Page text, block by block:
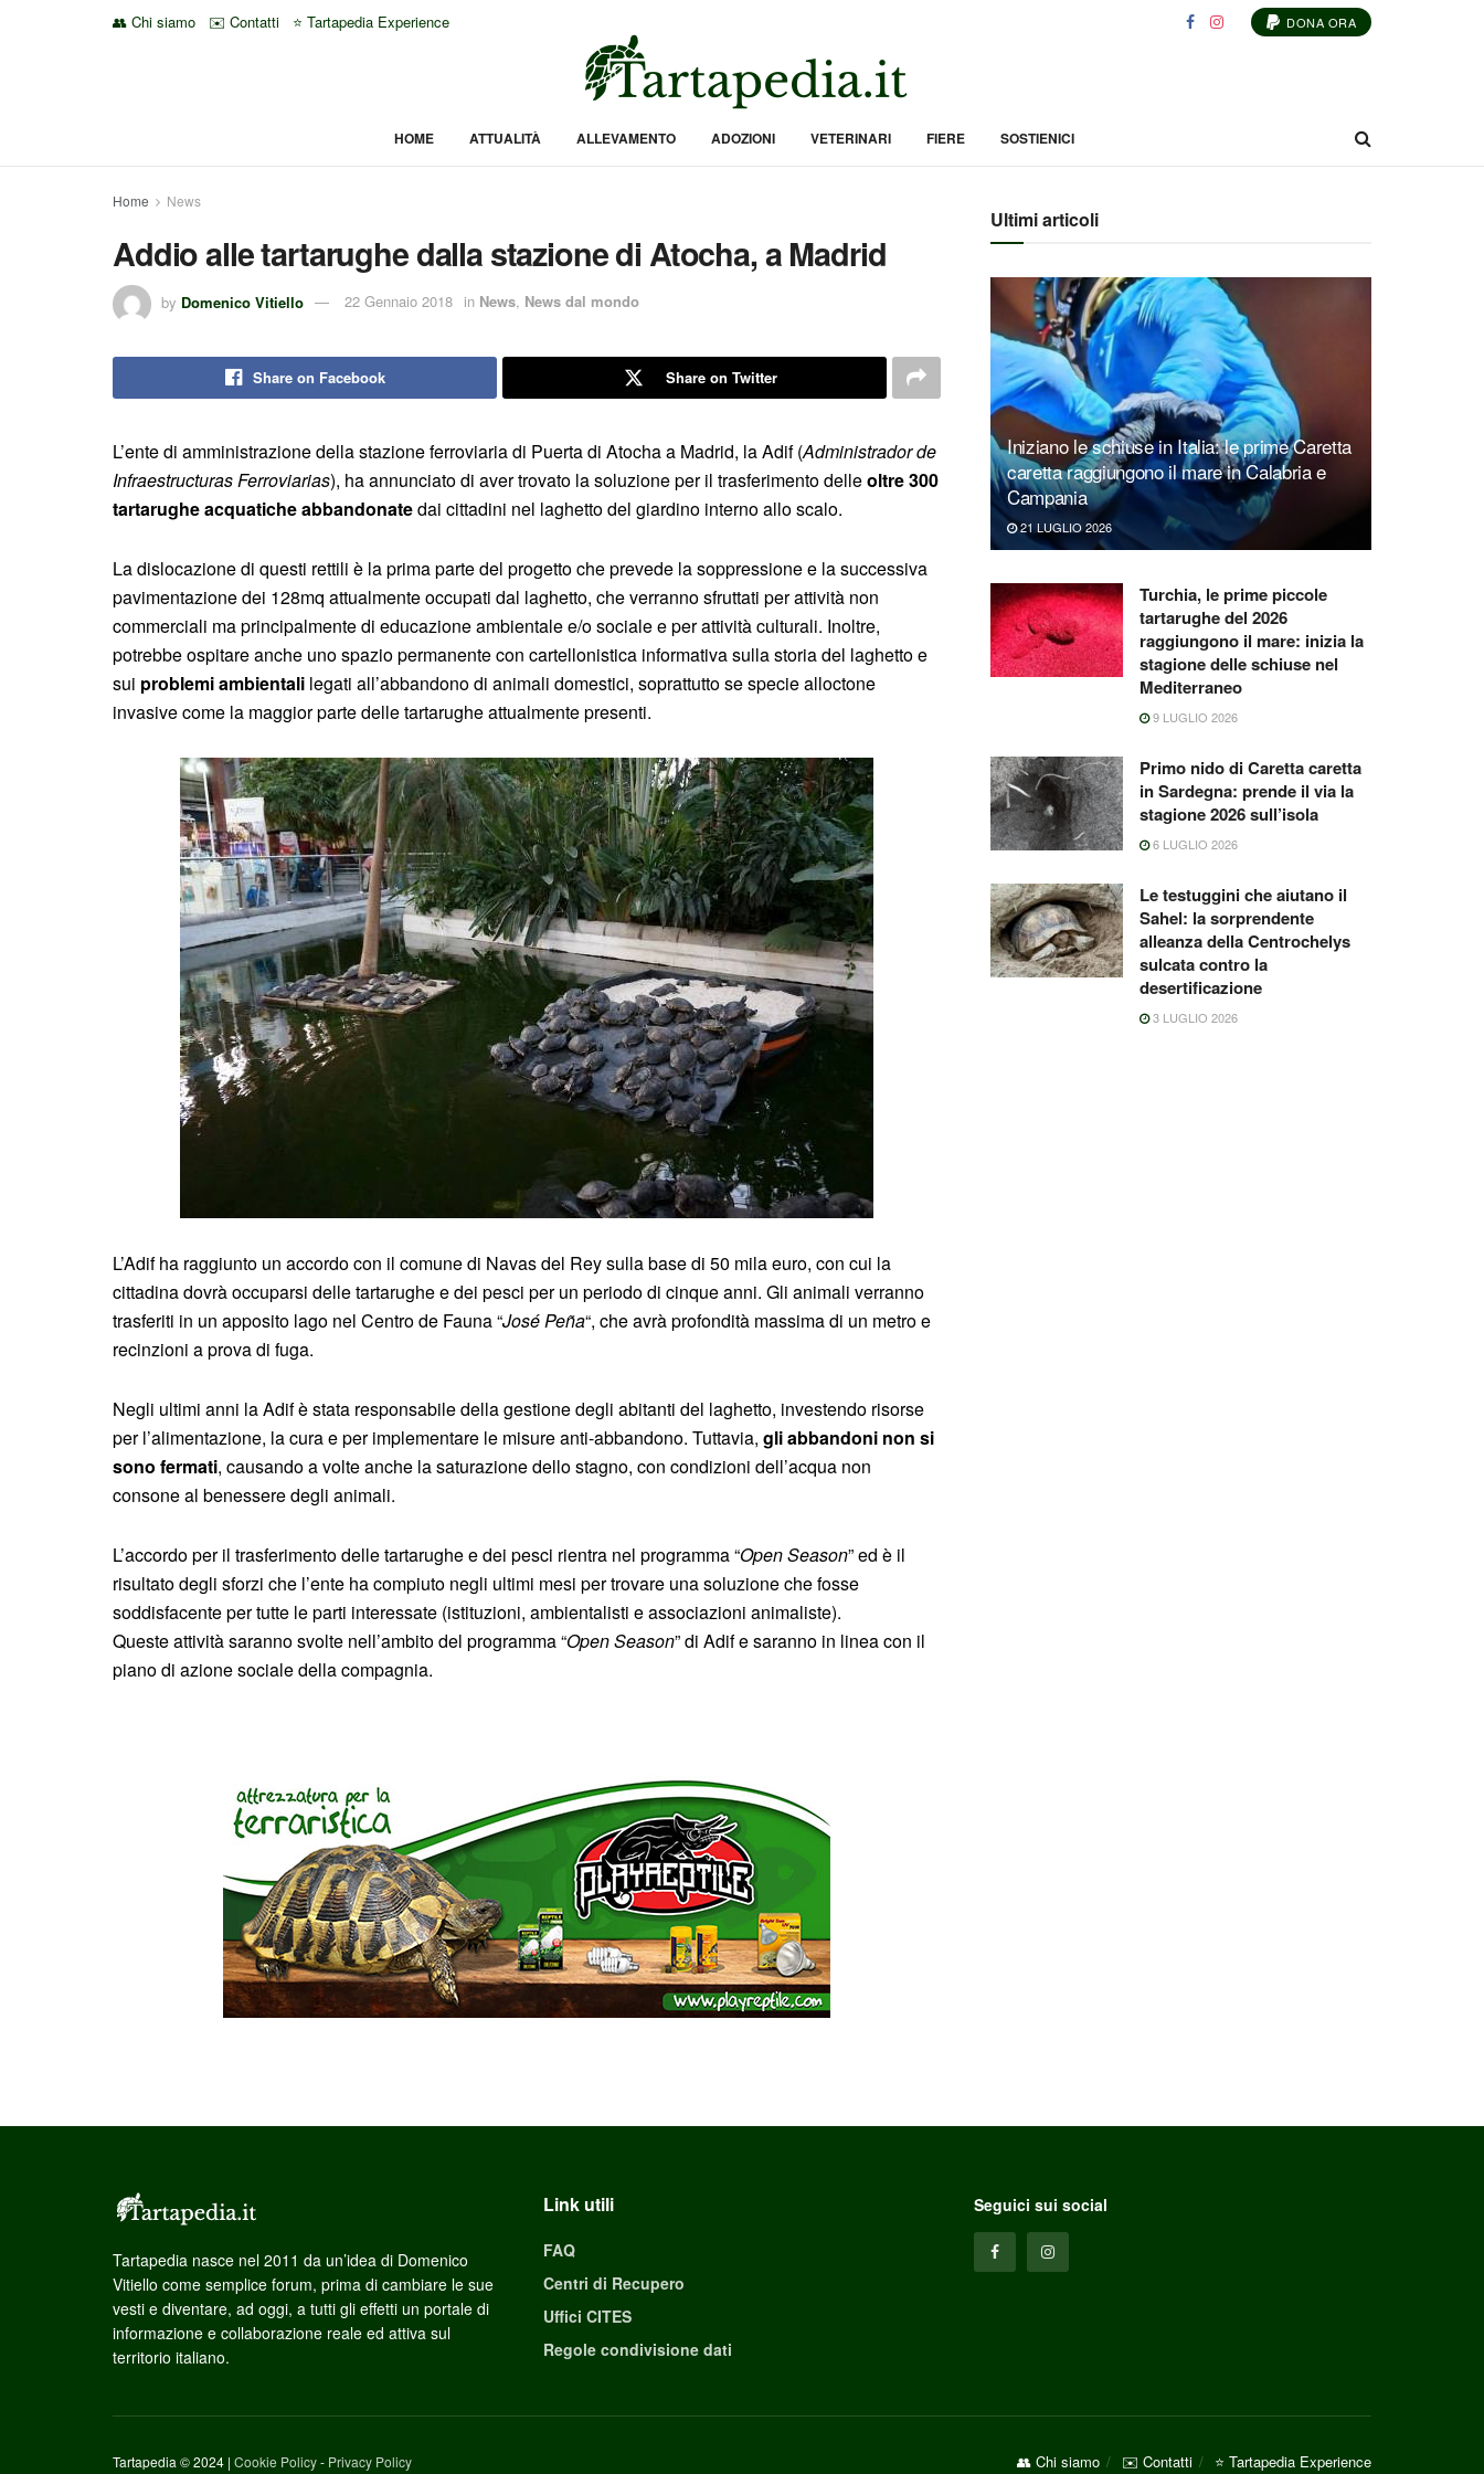
👥 Chi siamo ✉️ Contatti ⭐ Tartapedia Experience DONA ORA
HOME ATTUALITÀ ALLEVAMENTO ADOZIONI VETERINARI FIERE SOSTIENICI
Home News
Addio alle tartarughe dalla stazione di Atocha, a Madrid
by Domenico Vitiello 22 Gennaio 2018 in News, News dal mondo
Share on Facebook Share on Twitter
L’ente di amministrazione della stazione ferroviaria di Puerta di Atocha a Madrid, la Adif (Administrador de
Infraestructuras Ferroviarias), ha annunciato di aver trovato la soluzione per il trasferimento delleoltre 300
tartarughe acquatiche abbandonatedai cittadini nel laghetto del giardino interno allo scalo.
La dislocazione di questi rettili è la prima parte del progetto che prevede la soppressione e la successiva
pavimentazione dei 128mq attualmente occupati dal laghetto, che verranno sfruttati per attività non
commerciali ma principalmente di educazione ambientale e/o sociale e per attività culturali. Inoltre,
potrebbe ospitare anche uno spazio permanente con cartellonistica informativa sulla storia del laghetto e
sui problemi ambientali legati all’abbandono di animali domestici, soprattutto se specie alloctone
invasive come la maggior parte delle tartarughe attualmente presenti.
L’Adif ha raggiunto un accordo con il comune di Navas del Rey sulla base di 50 mila euro, con cui la
cittadina dovrà occuparsi delle tartarughe e dei pesci per un periodo di cinque anni. Gli animali verranno
trasferiti in un apposito lago nel Centro de Fauna “José Peña“, che avrà profondità massima di un metro e
recinzioni a prova di fuga.
Negli ultimi anni la Adif è stata responsabile della gestione degli abitanti del laghetto, investendo risorse
per l’alimentazione, la cura e per implementare le misure anti-abbandono. Tuttavia, gli abbandoni non si
sono fermati, causando a volte anche la saturazione dello stagno, con condizioni dell’acqua non
consone al benessere degli animali.
L’accordo per il trasferimento delle tartarughe e dei pesci rientra nel programma “Open Season” ed è il
risultato degli sforzi che l’ente ha compiuto negli ultimi mesi per trovare una soluzione che fosse
soddisfacente per tutte le parti interessate (istituzioni, ambientalisti e associazioni animaliste).
Queste attività saranno svolte nell’ambito del programma “Open Season” di Adif e saranno in linea con il
piano di azione sociale della compagnia.
Ultimi articoli
Iniziano le schiuse in Italia: le prime Caretta
caretta raggiungono il mare in Calabria e
Campania
21 LUGLIO 2026
Turchia, le prime piccole
tartarughe del 2026
raggiungono il mare: inizia la
stagione delle schiuse nel
Mediterraneo
9 LUGLIO 2026
Primo nido di Caretta caretta
in Sardegna: prende il via la
stagione 2026 sull’isola
6 LUGLIO 2026
Le testuggini che aiutano il
Sahel: la sorprendente
alleanza della Centrochelys
sulcata contro la
desertificazione
3 LUGLIO 2026
Tartapedia nasce nel 2011 da un’idea di Domenico
Vitiello come semplice forum, prima di cambiare le sue
vesti e diventare, ad oggi, a tutti gli effetti un portale di
informazione e collaborazione reale ed attiva sul
territorio italiano.
Link utili
FAQ
Centri di Recupero
Uffici CITES
Regole condivisione dati
Seguici sui social
👥 Chi siamo ✉️ Contatti ⭐ Tartapedia Experience
Tartapedia © 2024 | Cookie Policy- Privacy Policy